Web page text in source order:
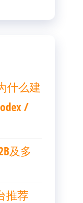
什么建
/
及多
推荐